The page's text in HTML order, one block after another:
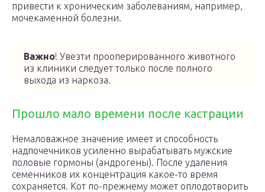
привести к хроническим заболеваниям, например,
мочекаменной болезни.
Важно! Увезти прооперированного животного
из клиники следует только после полного
выхода из наркоза.
Прошло мало времени после кастрации
Немаловажное значение имеет и способность
надпочечников усиленно вырабатывать мужские
половые гормоны (андрогены). После удаления
семенников их концентрация какое-то время
сохраняется. Кот по-прежнему может оплодотворить